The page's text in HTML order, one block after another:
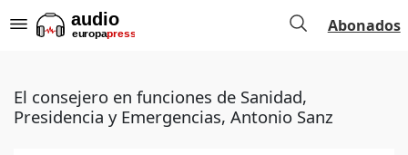
Abonados
El consejero en funciones de Sanidad,
Presidencia y Emergencias, Antonio Sanz